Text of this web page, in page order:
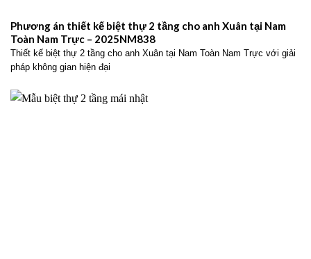
Phương án thiết kế biệt thự 2 tầng cho anh Xuân tại Nam
Toàn Nam Trực – 2025NM838
Thiết kế biệt thự 2 tầng cho anh Xuân tại Nam Toàn Nam Trực với giải
pháp không gian hiện đại